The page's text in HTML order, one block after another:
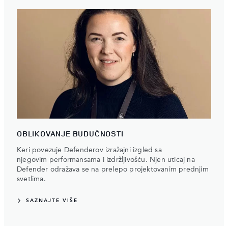
OBLIKOVANJE BUDUĆNOSTI
Keri povezuje Defenderov izražajni izgled sa
njegovim performansama i izdržljivošću. Njen uticaj na
Defender odražava se na prelepo projektovanim prednjim
svetlima.
SAZNAJTE VIŠE